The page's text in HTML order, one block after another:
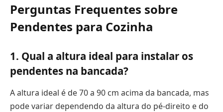
Perguntas Frequentes sobre
Pendentes para Cozinha
1. Qual a altura ideal para instalar os
pendentes na bancada?
A altura ideal é de 70 a 90 cm acima da bancada, mas
pode variar dependendo da altura do pé-direito e do